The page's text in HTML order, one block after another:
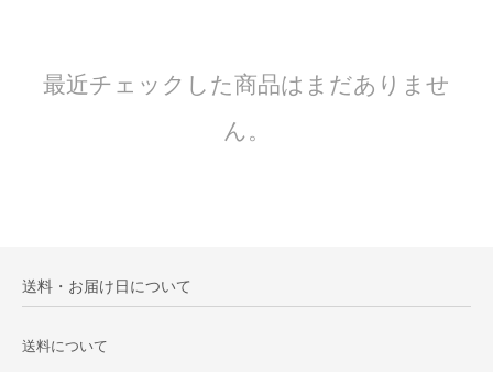
最近チェックした商品はまだありませ
ん。
送料・お届け日について
送料について